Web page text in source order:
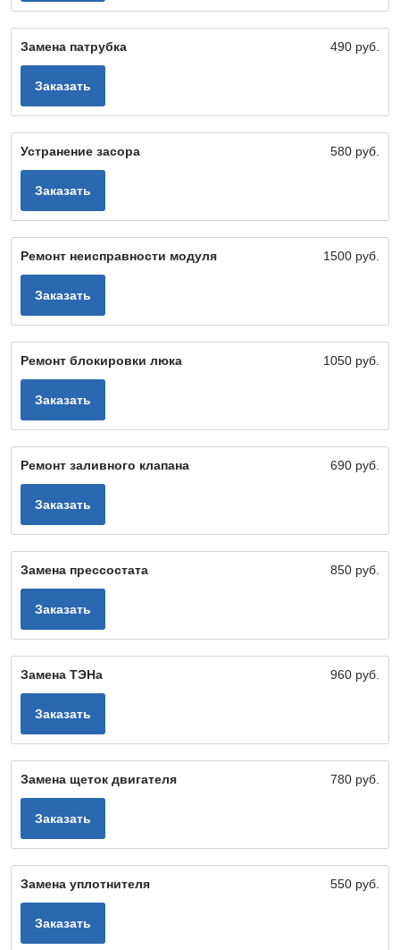
Замена патрубка 490 руб.
Заказать
Устранение засора 580 руб.
Заказать
Ремонт неисправности модуля 1500 руб.
Заказать
Ремонт блокировки люка 1050 руб.
Заказать
Ремонт заливного клапана 690 руб.
Заказать
Замена прессостата 850 руб.
Заказать
Замена ТЭНа 960 руб.
Заказать
Замена щеток двигателя 780 руб.
Заказать
Замена уплотнителя 550 руб.
Заказать